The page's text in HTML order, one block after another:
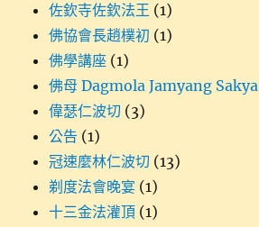
佐欽寺佐欽法王 (1)
佛協會長趙樸初 (1)
佛學講座 (1)
佛母 Dagmola Jamyang Sakya
偉瑟仁波切 (3)
公告 (1)
冠速麼林仁波切 (13)
剃度法會晚宴 (1)
十三金法灌頂 (1)